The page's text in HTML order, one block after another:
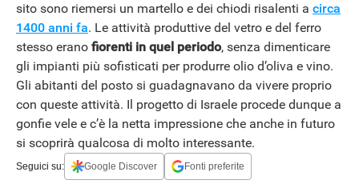
sito sono riemersi un martello e dei chiodi risalenti a circa
1400 anni fa. Le attività produttive del vetro e del ferro
stesso erano fiorenti in quel periodo, senza dimenticare
gli impianti più sofisticati per produrre olio d’oliva e vino.
Gli abitanti del posto si guadagnavano da vivere proprio
con queste attività. Il progetto di Israele procede dunque a
gonfie vele e c’è la netta impressione che anche in futuro
si scoprirà qualcosa di molto interessante.
Seguici su: Google Discover Fonti preferite